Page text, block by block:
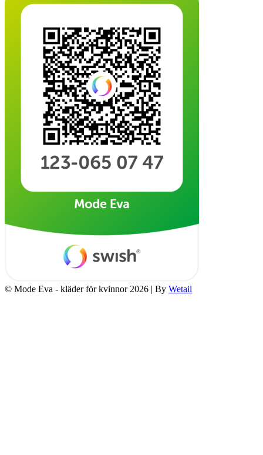
© Mode Eva - kläder för kvinnor 2026 | By Wetail